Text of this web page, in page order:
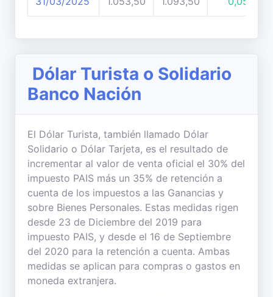
Dólar Turista o Solidario
Banco Nación
El Dólar Turista, también llamado Dólar
Solidario o Dólar Tarjeta, es el resultado de
incrementar al valor de venta oficial el 30% del
impuesto PAIS más un 35% de retención a
cuenta de los impuestos a las Ganancias y
sobre Bienes Personales. Estas medidas rigen
desde 23 de Diciembre del 2019 para
impuesto PAIS, y desde el 16 de Septiembre
del 2020 para la retención a cuenta. Ambas
medidas se aplican para compras o gastos en
moneda extranjera.